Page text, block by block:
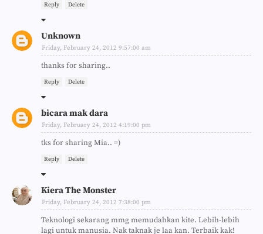
Reply Delete
Unknown
Friday, February 24, 2012 9:57:00 am
thanks for sharing..
Reply Delete
bicara mak dara
Friday, February 24, 2012 4:19:00 pm
tks for sharing Mia.. =)
Reply Delete
Kiera The Monster
Friday, February 24, 2012 7:38:00 pm
Teknologi sekarang mmg memudahkan kite. Lebih-lebih
lagi untuk manusia. Nak taknak je laa kan. Terbaik kak!